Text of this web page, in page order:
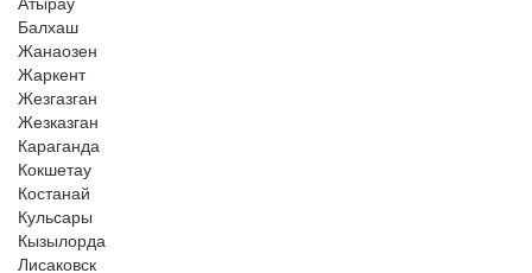
Балхаш
Жанаозен
Жаркент
Жезгазган
Жезказган
Караганда
Кокшетау
Костанай
Кульсары
Кызылорда
Лисаковск